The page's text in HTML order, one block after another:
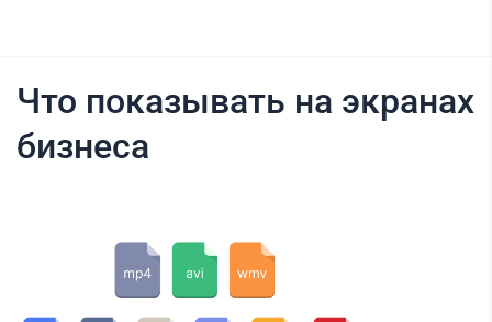
Что показывать на экранах
бизнеса